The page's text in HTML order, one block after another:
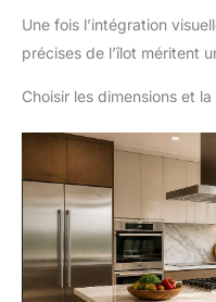
Une fois l’intégration
précises de l’îlot méritent
Choisir les dimensions et